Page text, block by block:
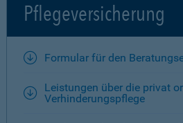
Pflegeversicherung
Formular für den
Leistungen über die privat
Verhinderungspflege